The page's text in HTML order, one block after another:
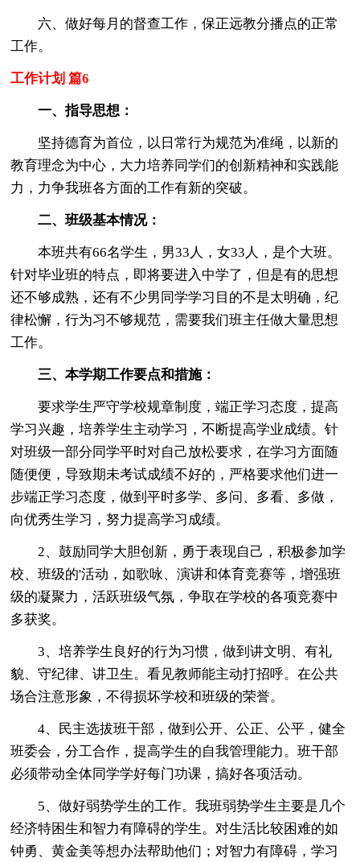
六、做好每月的督查工作，保正远教分播点的正常
工作。
工作计划 篇6
一、指导思想：
坚持德育为首位，以日常行为规范为准绳，以新的
教育理念为中心，大力培养同学们的创新精神和实践能
力，力争我班各方面的工作有新的突破。
二、班级基本情况：
本班共有66名学生，男33人，女33人，是个大班。
针对毕业班的特点，即将要进入中学了，但是有的思想
还不够成熟，还有不少男同学学习目的不是太明确，纪
律松懈，行为习不够规范，需要我们班主任做大量思想
工作。
三、本学期工作要点和措施：
要求学生严守学校规章制度，端正学习态度，提高
学习兴趣，培养学生主动学习，不断提高学业成绩。针
对班级一部分同学平时对自己放松要求，在学习方面随
随便便，导致期未考试成绩不好的，严格要求他们进一
步端正学习态度，做到平时多学、多问、多看、多做，
向优秀生学习，努力提高学习成绩。
2、鼓励同学大胆创新，勇于表现自己，积极参加学
校、班级的'活动，如歌咏、演讲和体育竞赛等，增强班
级的凝聚力，活跃班级气氛，争取在学校的各项竞赛中
多获奖。
3、培养学生良好的行为习惯，做到讲文明、有礼
貌、守纪律、讲卫生。看见教师能主动打招呼。在公共
场合注意形象，不得损坏学校和班级的荣誉。
4、民主选拔班干部，做到公开、公正、公平，健全
班委会，分工合作，提高学生的自我管理能力。班干部
必须带动全体同学学好每门功课，搞好各项活动。
5、做好弱势学生的工作。我班弱势学生主要是几个
经济特困生和智力有障碍的学生。对生活比较困难的如
钟勇、黄金美等想办法帮助他们；对智力有障碍，学习